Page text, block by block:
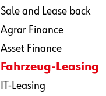
Sale and Lease back
Agrar Finance
Asset Finance
Fahrzeug-Leasing
IT-Leasing